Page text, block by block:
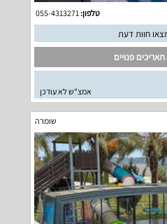
טלפון:055-4313271
חוות דעת
פנויים
אמצ"ש לא עודכן
שומרה